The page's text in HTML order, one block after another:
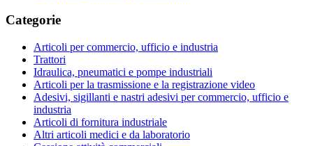
Categorie
Articoli per commercio, ufficio e industria
Trattori
Idraulica, pneumatici e pompe industriali
Articoli per la trasmissione e la registrazione video
Adesivi, sigillanti e nastri adesivi per commercio, ufficio e
industria
Articoli di fornitura industriale
Altri articoli medici e da laboratorio